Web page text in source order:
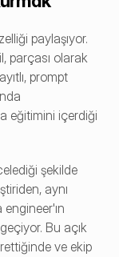
paylaşıyor.
parçası olarak
prompt
eğitimini içerdiği
şekilde
aynı
Bu açık
ve ekip